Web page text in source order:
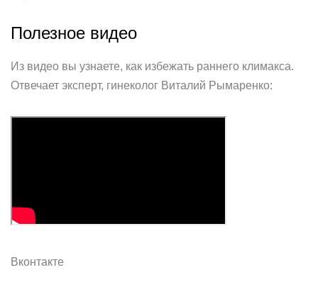
Полезное видео
Из видео вы узнаете, как избежать раннего климакса.
Отвечает эксперт, гинеколог Виталий Рымаренко:
Вконтакте